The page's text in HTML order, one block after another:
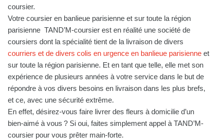
coursier.
Votre coursier en banlieue parisienne et sur toute la région
parisienne TAND’M-coursier est en réalité une société de
coursiers dont la spécialité tient de la livraison de divers
courriers et de divers colis en urgence en banlieue parisienne et
sur toute la région parisienne. Et en tant que telle, elle met son
expérience de plusieurs années à votre service dans le but de
répondre à vos divers besoins en livraison dans les plus brefs,
et ce, avec une sécurité extrême.
En effet, désirez-vous faire livrer des fleurs à domicilie d’un
bien-aimé à vous ? Si oui, faites simplement appel à TAND’M-
coursier pour vous prêter main-forte.